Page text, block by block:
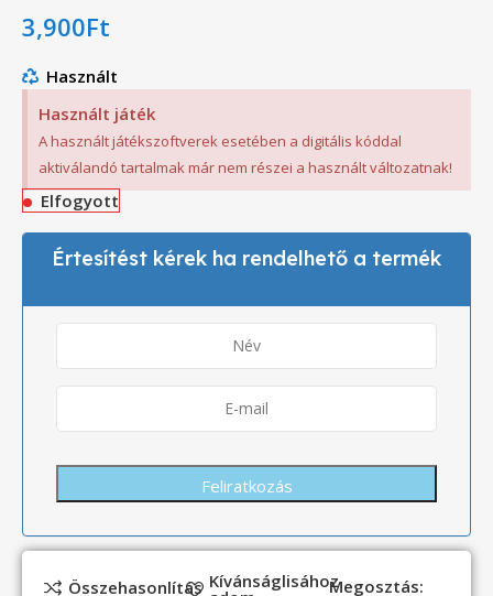
3,900Ft
Használt
Használt játék
A használt játékszoftverek esetében a digitális kóddal
aktiválandó tartalmak már nem részei a használt változatnak!
Elfogyott
Értesítést kérek ha rendelhető a termék
Összehasonlítás KívánságlisáhozMegosztás: